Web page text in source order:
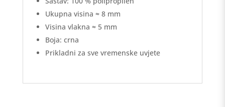
Ukupna visina ≈ 8 mm
Visina vlakna ≈ 5 mm
Boja: crna
Prikladni za sve vremenske uvjete